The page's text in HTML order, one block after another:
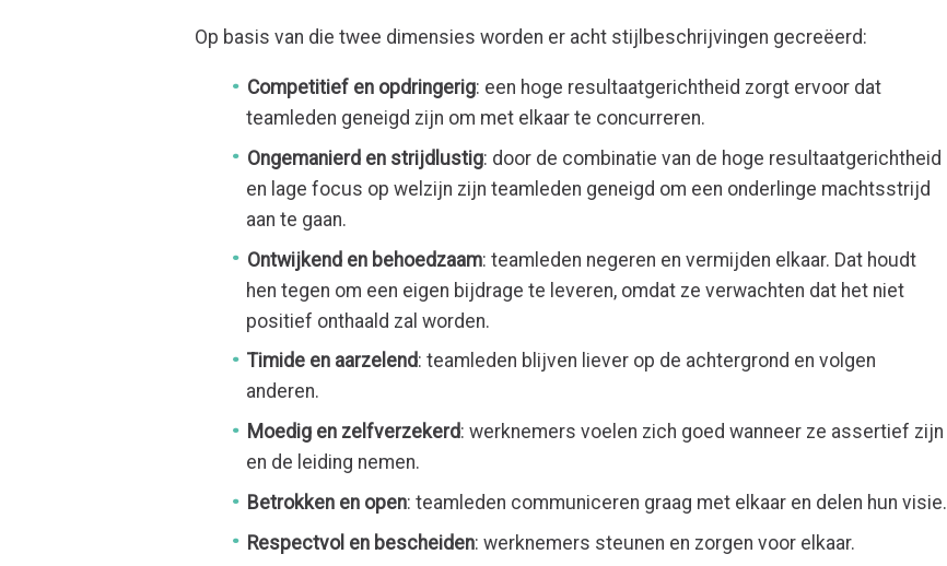
Op basis van die twee dimensies worden er acht stijlbeschrijvingen gecreëerd:
Competitief en opdringerig: een hoge resultaatgerichtheid zorgt ervoor dat
teamleden geneigd zijn om met elkaar te concurreren.
Ongemanierd en strijdlustig: door de combinatie van de hoge resultaatgerichtheid
en lage focus op welzijn zijn teamleden geneigd om een onderlinge machtsstrijd
aan te gaan.
Ontwijkend en behoedzaam: teamleden negeren en vermijden elkaar. Dat houdt
hen tegen om een eigen bijdrage te leveren, omdat ze verwachten dat het niet
positief onthaald zal worden.
Timide en aarzelend: teamleden blijven liever op de achtergrond en volgen
anderen.
Moedig en zelfverzekerd: werknemers voelen zich goed wanneer ze assertief zijn
en de leiding nemen.
Betrokken en open: teamleden communiceren graag met elkaar en delen hun visie.
Respectvol en bescheiden: werknemers steunen en zorgen voor elkaar.